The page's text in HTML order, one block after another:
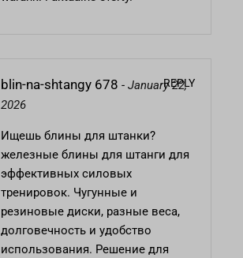
blin-na-shtangy 678 - January 22,
2026
REPLY
Ищешь блины для штанки?
железные блины для штанги для
эффективных силовых
тренировок. Чугунные и
резиновые диски, разные веса,
долговечность и удобство
использования. Решение для